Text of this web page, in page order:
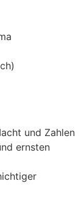
und Zahlen
ernsten